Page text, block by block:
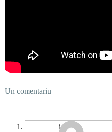
Un comentariu
ioly